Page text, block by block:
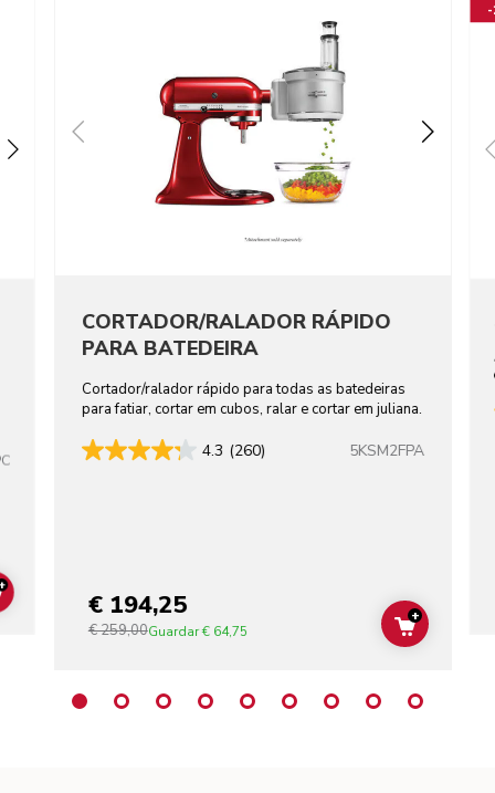
ADD TO CART
CORTADOR/RALADOR RÁPIDO
PARA BATEDEIRA
Cortador/ralador rápido para todas as batedeiras
para fatiar, cortar em cubos, ralar e cortar em juliana.
4.3 (260) 5KSM2FPA
€ 194,25
€ 259,00Guardar€ 64,75 ADD TO
+
-